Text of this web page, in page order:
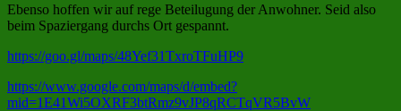
Ebenso hoffen wir auf rege Beteilugung der Anwohner. Seid also
beim Spaziergang durchs Ort gespannt.
https://goo.gl/maps/48Yef31TxroTFuHP9
https://www.google.com/maps/d/embed?
mid=1E41Wi5OXRF3btRmz9vJP8qRCTqVR5BvW